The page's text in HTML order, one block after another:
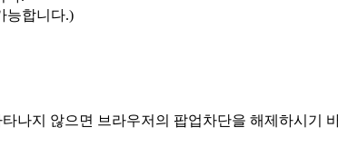
능합니다.)
나지 않으면 브라우저의 팝업차단을 해제하시기